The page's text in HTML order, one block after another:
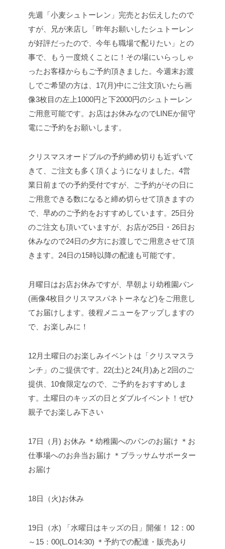
先週「小麦シュトーレン」完売とお伝えしたので
すが、兄が来店し「昨年お願いしたシュトーレン
が好評だったので、今年も職場で配りたい」との
事で、もう一度焼くことに！その場にいらっしゃ
ったお客様からもご予約頂きました。今週末お渡
しでご希望の方は、17(月)中にご注文頂いたら画
像3枚目の左上1000円と下2000円のシュトーレン
ご用意可能です。お店はお休みなのでLINEか留守
電にご予約をお願いします。
クリスマスオードブルの予約締め切りも近ずいて
きて、ご注文も多く頂くようになりました。4営
業日前までの予約受付ですが、ご予約がその日に
ご用意できる数になると締め切らせて頂きますの
で、早めのご予約をおすすめしています。25日分
のご注文も頂いていますが、お店が25日・26日お
休みなので24日の夕方にお渡しでご用意させて頂
きます。24日の15時以降の配達も可能です。
月曜日はお店お休みですが、早朝より幼稚園パン
(画像4枚目クリスマスパネトーネなど)をご用意し
てお届けします。後程メニューをアップしますの
で、お楽しみに！
12月土曜日のお楽しみイベントは「クリスマスラ
ンチ」のご提供です。22(土)と24(月)あと2回のご
提供、10食限定なので、ご予約をおすすめしま
す。土曜日のキッズの日とダブルイベント！ぜひ
親子でお楽しみ下さい
17日（月) お休み ＊幼稚園へのパンのお届け ＊お
仕事場へのお弁当お届け ＊ブラッサムサポーター
お届け
18日（火)お休み
19日（水) 「水曜日はキッズの日」開催！ 12：00
～15：00(L.O14:30) ＊予約での配達・販売あり